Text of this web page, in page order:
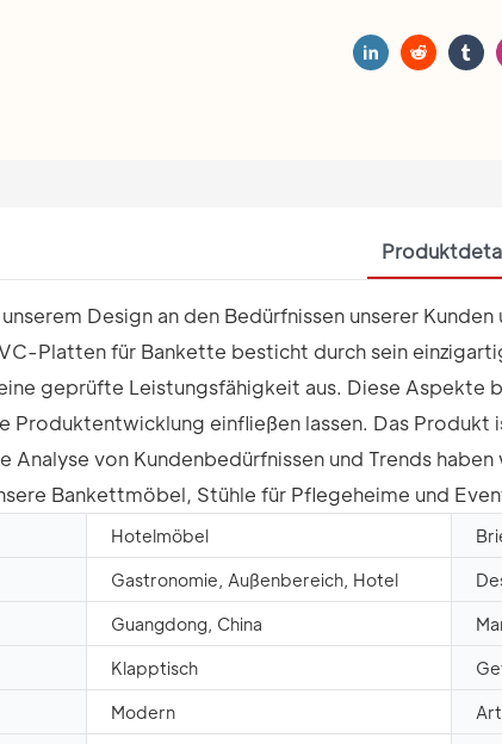
Design an den Bedürfnissen unserer
Platten für Bankette besticht durch sein
geprüfte Leistungsfähigkeit aus. Diese
Produktentwicklung einfließen lassen. Das
Analyse von Kundenbedürfnissen und Trends
Bankettmöbel, Stühle für Pflegeheime und
Hotelmöbel
Gastronomie, Außenbereich, Hotel
Guangdong, China
Klapptisch
Modern